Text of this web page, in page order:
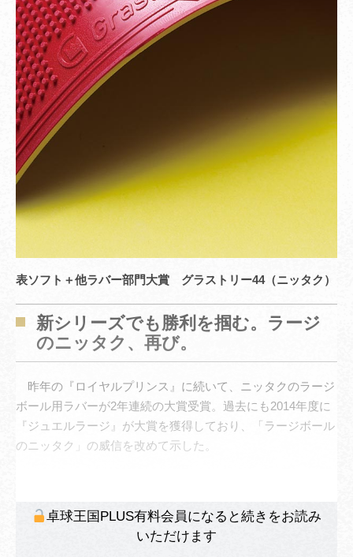
表ソフト＋他ラバー部門大賞 グラストリー44（ニッタク）
新シリーズでも勝利を掴む。ラージ
のニッタク、再び。
昨年の『ロイヤルプリンス』に続いて、ニッタクのラージ
ボール用ラバーが2年連続の大賞受賞。過去にも2014年度に
『ジュエルラージ』が大賞を獲得しており、「ラージボール
のニッタク」の威信を改めて示した。
卓球王国PLUS有料会員になると続きをお読み
いただけます